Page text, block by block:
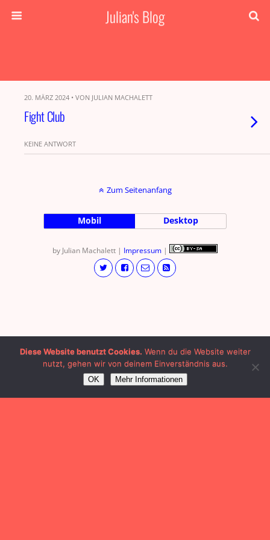
Julian's Blog
20. MÄRZ 2024 • VON JULIAN MACHALETT
Fight Club
KEINE ANTWORT
Zum Seitenanfang
Mobil Desktop
by Julian Machalett | Impressum |
Diese Website benutzt Cookies. Wenn du die Website weiter
nutzt, gehen wir von deinem Einverständnis aus.
OK Mehr Informationen